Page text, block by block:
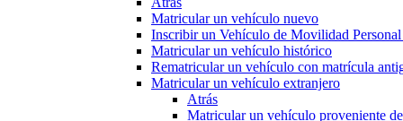
Matricular un vehículo nuevo
Inscribir un Vehículo de Movilidad
Matricular un vehículo histórico
Rematricular un vehículo con matrícula
Matricular un vehículo extranjero
Atrás
Matricular un vehículo proveniente